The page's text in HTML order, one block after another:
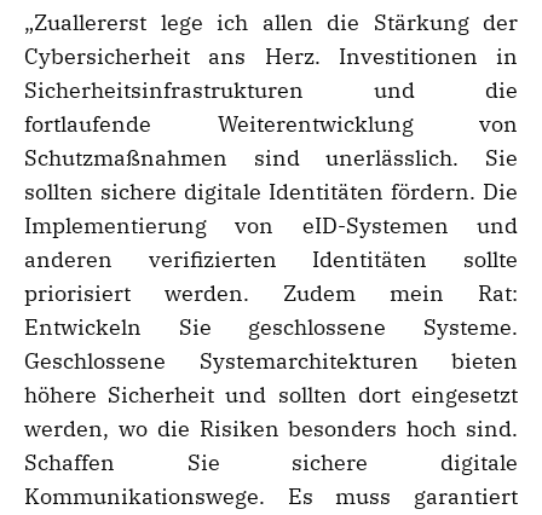
„Zuallererst lege ich allen die Stärkung der
Cybersicherheit ans Herz. Investitionen in
Sicherheitsinfrastrukturen und die
fortlaufende Weiterentwicklung von
Schutzmaßnahmen sind unerlässlich. Sie
sollten sichere digitale Identitäten fördern. Die
Implementierung von eID-Systemen und
anderen verifizierten Identitäten sollte
priorisiert werden. Zudem mein Rat:
Entwickeln Sie geschlossene Systeme.
Geschlossene Systemarchitekturen bieten
höhere Sicherheit und sollten dort eingesetzt
werden, wo die Risiken besonders hoch sind.
Schaffen Sie sichere digitale
Kommunikationswege. Es muss garantiert